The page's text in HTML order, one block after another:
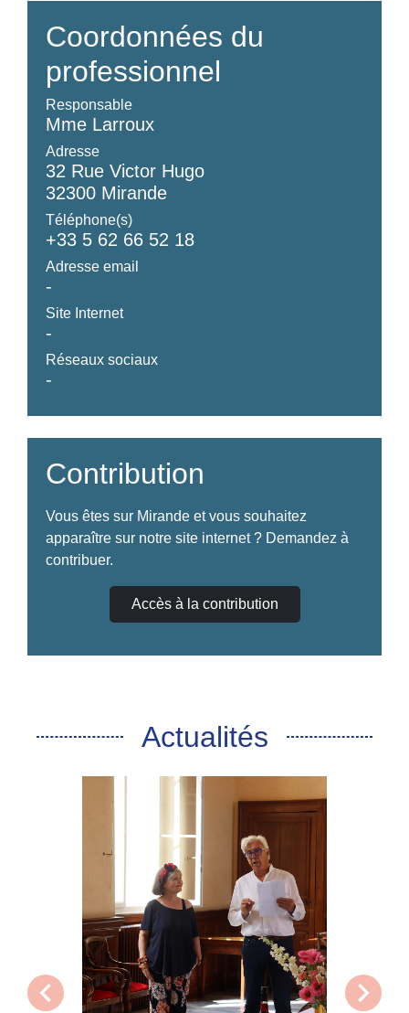
Coordonnées du
professionnel
Responsable
Mme Larroux
Adresse
32 Rue Victor Hugo
32300 Mirande
Téléphone(s)
+33 5 62 66 52 18
Adresse email
-
Site Internet
-
Réseaux sociaux
-
Contribution
Vous êtes sur Mirande et vous souhaitez
apparaître sur notre site internet ? Demandez à
contribuer.
Accès à la contribution
Actualités
chevron_left chevron_right